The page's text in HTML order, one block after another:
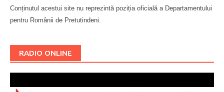
Conținutul acestui site nu reprezintă poziția oficială a Departamentului
pentru Românii de Pretutindeni.
RADIO ONLINE